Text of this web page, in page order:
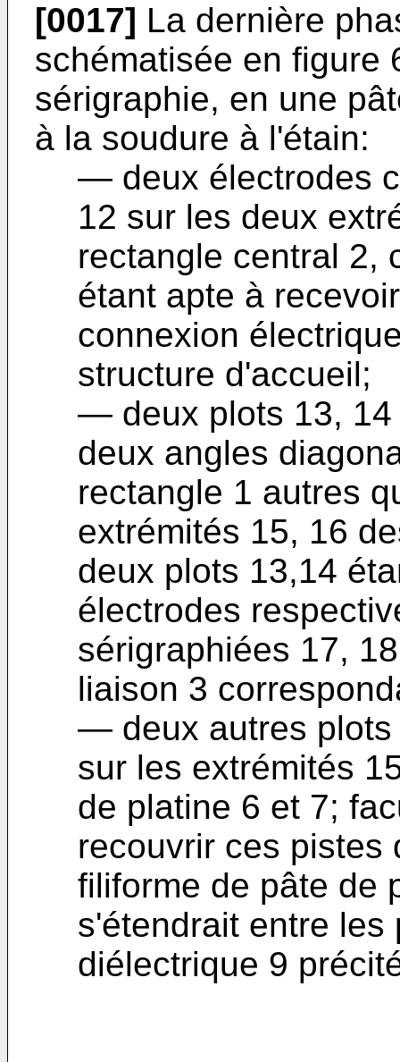
[0017] La dernière
schématisée en figure
sérigraphie, en une
à la soudure à l'étain:
― deux électrodes
12 sur les deux
rectangle central 2,
étant apte à
connexion
structure d'accueil;
― deux plots 13, 14
deux angles
rectangle 1 autres
extrémités 15, 16
deux plots 13,14
électrodes
sérigraphiées 17,
liaison 3
― deux autres plots
sur les extrémités
de platine 6 et 7;
recouvrir ces pistes
filiforme de pâte de
s'étendrait entre
diélectrique 9